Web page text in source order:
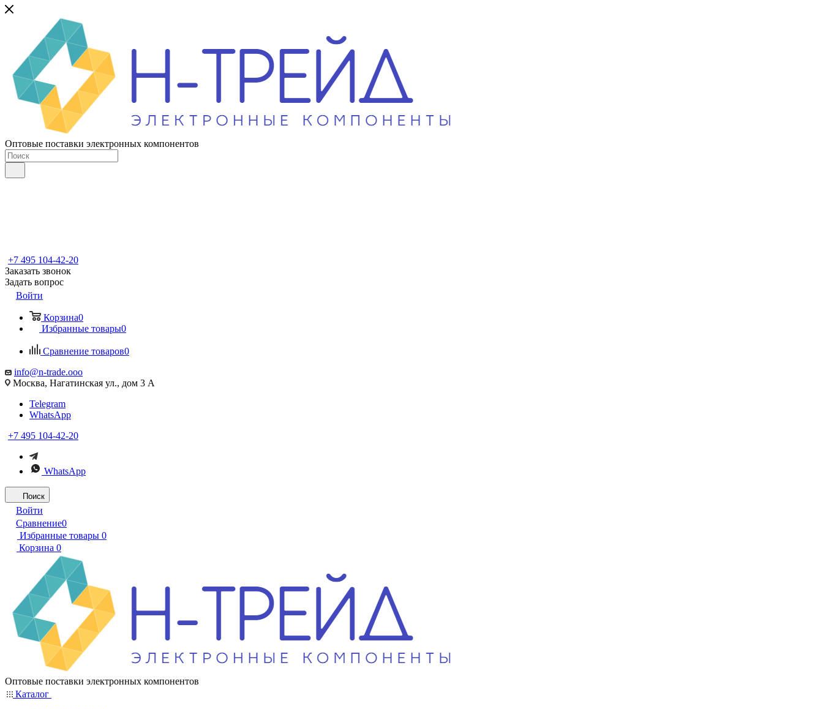
Оптовые поставки электронных компонентов
+7 495 104-42-20
Заказать звонок
Задать вопрос
Войти
Корзина0
Избранные товары0
Сравнение товаров0
info@n-trade.ooo
Москва, Нагатинская ул., дом 3 А
Telegram
WhatsApp
+7 495 104-42-20
WhatsApp
Поиск
Войти
Сравнение0
Избранные товары 0
Корзина 0
Оптовые поставки электронных компонентов
Каталог